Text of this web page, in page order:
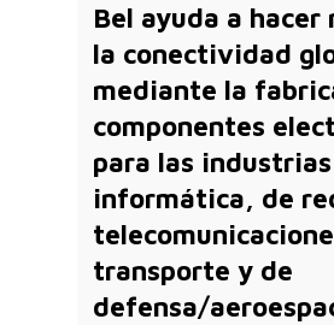
Bel ayuda a hacer
la conectividad
mediante la
componentes
para las industrias
informática, de
transporte y de
defensa/